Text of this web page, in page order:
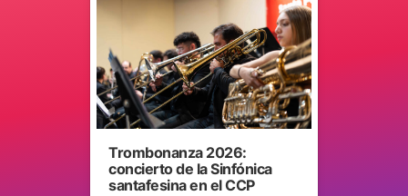
Trombonanza 2026:
concierto de la Sinfónica
santafesina en el CCP